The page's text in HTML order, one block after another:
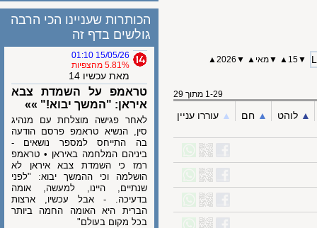
15
▲
▼מאי▲
▼
2026▲
1-29 מתוך 29
לוהט ▲︎ חם ▲︎ עוררו עניין
הכותרות שעניינו הכי הרבה
גולשים בדף זה
15/05/26 01:10
5.81% מהצפיות
מאת עכשיו 14
טראמפ על השמדת צבא
איראן: "המשך יבוא!" »»
לאחר פגישה מוצלחת עם מנהיג
סין, הנשיא טראמפ פרסם הודעה
בה התייחס למספר נושאים -
ביניהם המלחמה באיראן • טראמפ
רמז כי השמדת צבא איראן לא
הושלמה וכי ההמשך יבוא: "לפני
שנתיים, היינו, למעשה, אומה
בדעיכה. - אבל עכשיו, ארצות
הברית היא האומה החמה ביותר
בכל מקום בעולם"